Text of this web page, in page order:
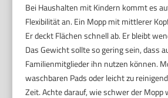
Bei Haushalten mit Kindern kommt es
Flexibilität an. Ein Mopp mit mittlerer
Er deckt Flächen schnell ab. Er bleibt
Das Gewicht sollte so gering sein, dass
Familienmitglieder ihn nutzen können.
waschbaren Pads oder leicht zu
Zeit. Achte darauf, wie schwer der Mopp